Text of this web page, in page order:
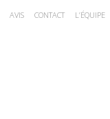
AVIS CONTACT L’ÉQUIPE